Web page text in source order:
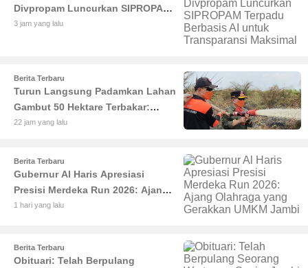
Divpropam Luncurkan SIPROPAM
Terpadu Berbasis AI untuk
3 jam yang lalu
Berita Terbaru
Turun Langsung Padamkan Lahan
Gambut 50 Hektare Terbakar:
Gubernur Al Haris Minta Desa di
22 jam yang lalu
Berita Terbaru
Gubernur Al Haris Apresiasi
Presisi Merdeka Run 2026: Ajang
Olahraga yang Gerakkan UMKM
1 hari yang lalu
Berita Terbaru
Obituari: Telah Berpulang